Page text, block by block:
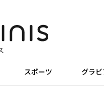
スポーツ グラ